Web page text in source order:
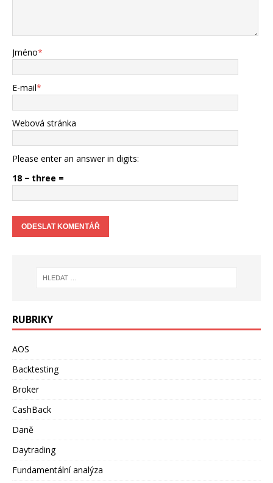
Jméno*
E-mail*
Webová stránka
Please enter an answer in digits:
18 − three =
RUBRIKY
AOS
Backtesting
Broker
CashBack
Daně
Daytrading
Fundamentální analýza